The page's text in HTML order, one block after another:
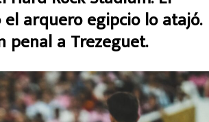
arquero egipcio lo atajó.
penal a Trezeguet.